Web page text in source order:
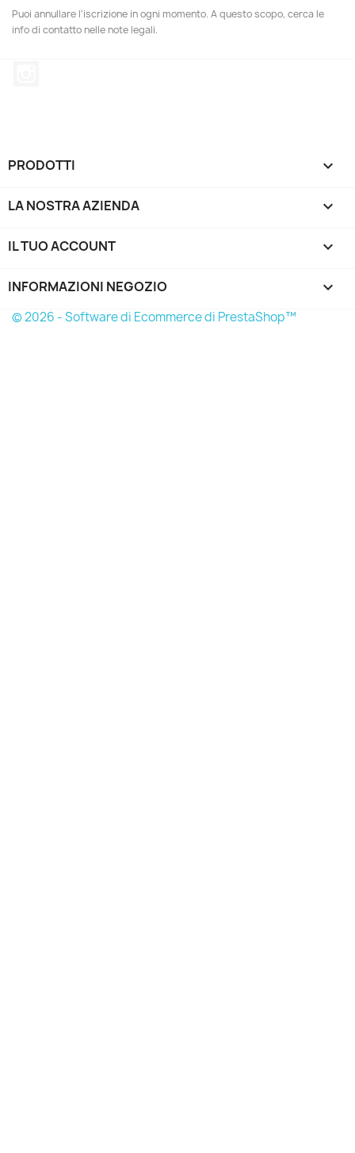
Puoi annullare l'iscrizione in ogni momento. A questo scopo, cerca le
info di contatto nelle note legali.
PRODOTTI 
LA NOSTRA AZIENDA 
IL TUO ACCOUNT 
INFORMAZIONI NEGOZIO keyboard_arrow_down
© 2026 - Software di Ecommerce di PrestaShop™